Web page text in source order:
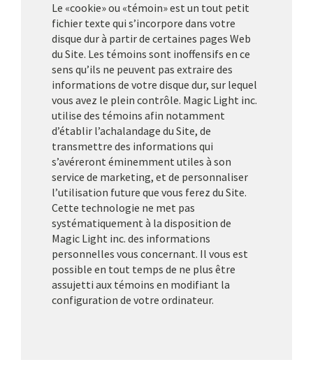
Le «cookie» ou «témoin» est un tout petit
fichier texte qui s’incorpore dans votre
disque dur à partir de certaines pages Web
du Site. Les témoins sont inoffensifs en ce
sens qu’ils ne peuvent pas extraire des
informations de votre disque dur, sur lequel
vous avez le plein contrôle. Magic Light inc.
utilise des témoins afin notamment
d’établir l’achalandage du Site, de
transmettre des informations qui
s’avéreront éminemment utiles à son
service de marketing, et de personnaliser
l’utilisation future que vous ferez du Site.
Cette technologie ne met pas
systématiquement à la disposition de
Magic Light inc. des informations
personnelles vous concernant. Il vous est
possible en tout temps de ne plus être
assujetti aux témoins en modifiant la
configuration de votre ordinateur.